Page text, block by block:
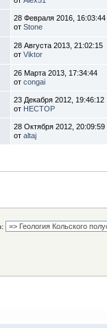
28 Февраля 2016, 16:03:44
отStone
28 Августа 2013, 21:02:15
отViktor
26 Марта 2013, 17:34:44
отcongai
23 Декабря 2012, 19:46:12
от HECTOP
28 Октября 2012, 20:09:59
отaltaj